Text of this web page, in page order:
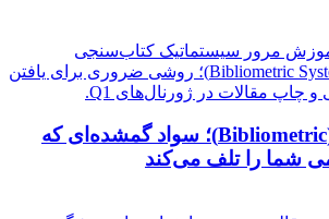
کتاب‌سنجی (Bibliometric)؛ سواد گمشده‌ای که